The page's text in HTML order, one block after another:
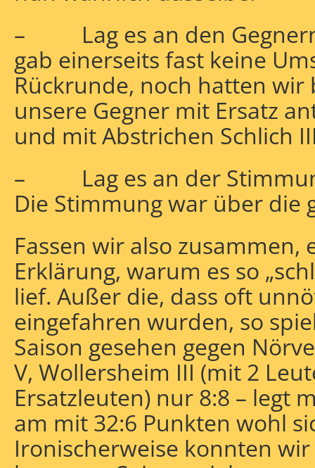
– Lag es an den
gab einerseits fast keine
Rückrunde, noch hatten wir
unsere Gegner mit Ersatz
und mit Abstrichen Schlich
– Lag es an der
Die Stimmung war über die
Fassen wir also zusammen,
Erklärung, warum es so
lief. Außer die, dass oft
eingefahren wurden, so
Saison gesehen gegen
V, Wollersheim III (mit 2
Ersatzleuten) nur 8:8 – legt
am mit 32:6 Punkten wohl
Ironischerweise konnten